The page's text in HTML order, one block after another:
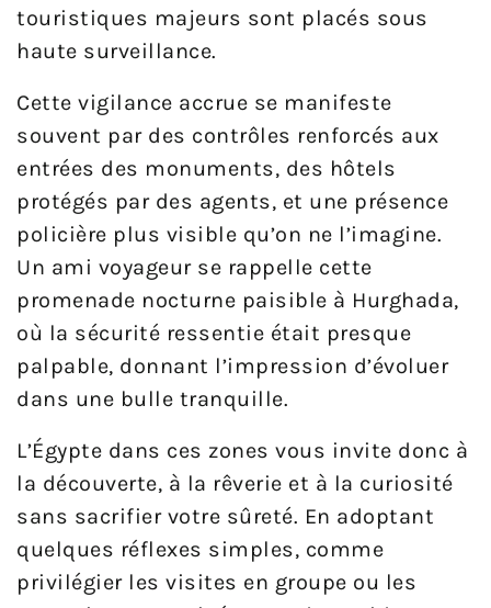
touristiques majeurs sont placés sous
haute surveillance.
Cette vigilance accrue se manifeste
souvent par des contrôles renforcés aux
entrées des monuments, des hôtels
protégés par des agents, et une présence
policière plus visible qu’on ne l’imagine.
Un ami voyageur se rappelle cette
promenade nocturne paisible à Hurghada,
où la sécurité ressentie était presque
palpable, donnant l’impression d’évoluer
dans une bulle tranquille.
L’Égypte dans ces zones vous invite donc à
la découverte, à la rêverie et à la curiosité
sans sacrifier votre sûreté. En adoptant
quelques réflexes simples, comme
privilégier les visites en groupe ou les